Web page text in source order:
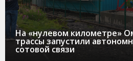
На «нулевом километре»
трассы запустили
сотовой связи